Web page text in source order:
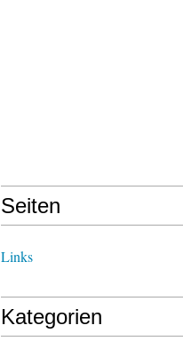
Seiten
Links
Kategorien